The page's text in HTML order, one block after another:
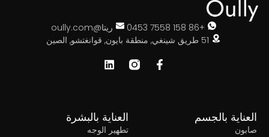
ريتا@oully.com
بالجسم العناية بالبشرة
تطهير الوجه